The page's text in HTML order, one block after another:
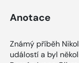
Anotace
Známý příběh
událostí a byl